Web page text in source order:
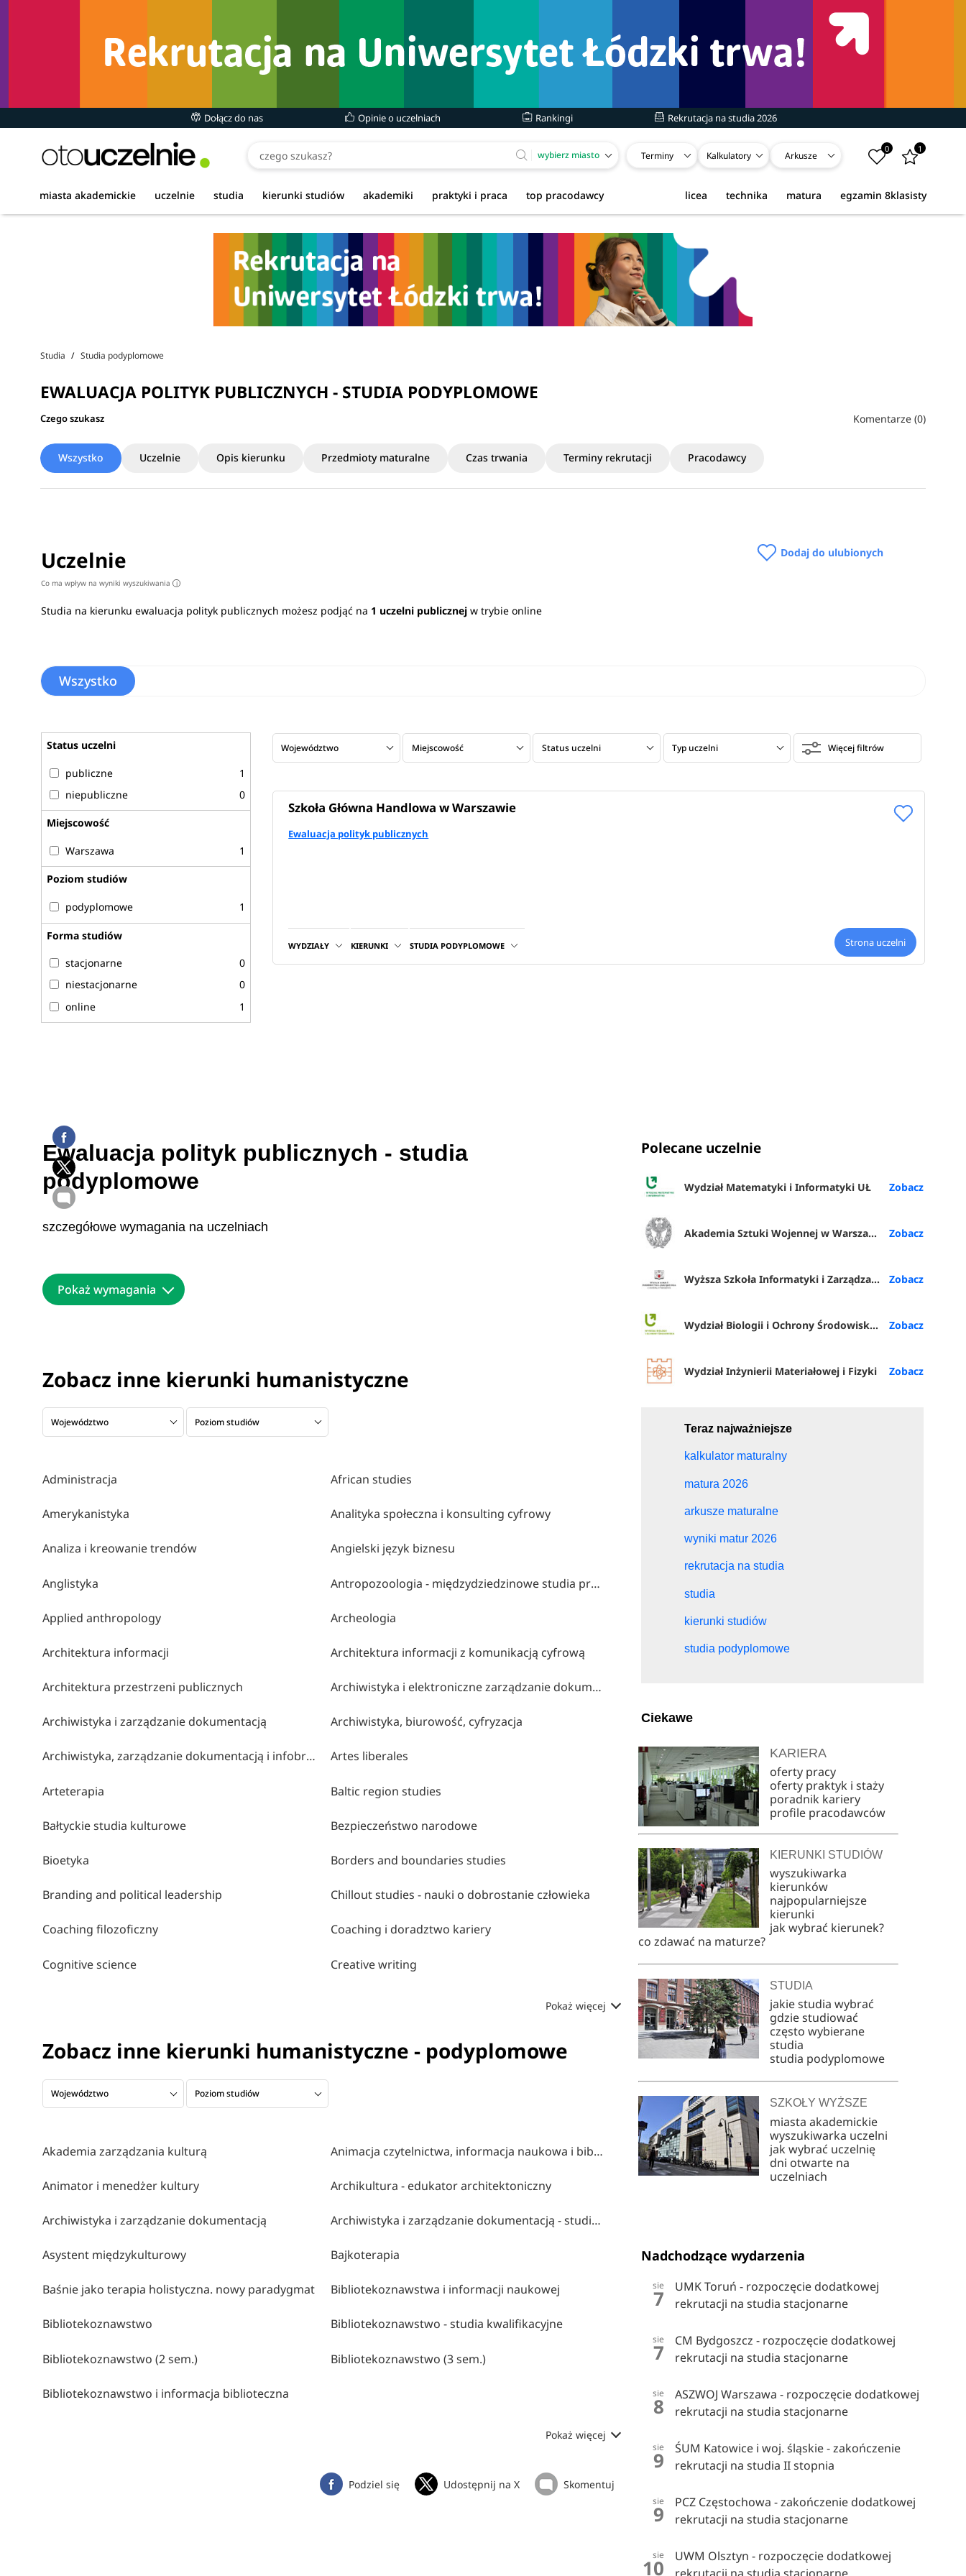
Dołącz do nas Opinie o uczelniach Rankingi Rekrutacja na studia 2026
wybierz miasto Terminy Kalkulatory Arkusze
0 1
miasta akademickie uczelnie studia kierunki studiów akademiki praktyki i praca top pracodawcy egzamin 8klasisty
matura
technika
licea
Studia Studia podyplomowe
EWALUACJA POLITYK PUBLICZNYCH - STUDIA PODYPLOMOWE
Czego szukasz Komentarze (0)
Wszystko Uczelnie Opis kierunku Przedmioty maturalne Czas trwania Terminy rekrutacji Pracodawcy
Uczelnie
Co ma wpływ na wyniki wyszukiwania i
Dodaj do ulubionych
Studia na kierunku ewaluacja polityk publicznych możesz podjąć na 1 uczelni publicznej w trybie online
Wszystko
Województwo Miejscowość Status uczelni Typ uczelni Więcej filtrów
Szkoła Główna Handlowa w Warszawie
Ewaluacja polityk publicznych
WYDZIAŁY KIERUNKI STUDIA PODYPLOMOWE Strona uczelni
Status uczelni
publiczne
1
niepubliczne
0
Miejscowość
Warszawa 1
Poziom studiów
podyplomowe 1
Forma studiów
stacjonarne
0
niestacjonarne
0
online
1
Ewaluacja polityk publicznych - studia
podyplomowe
szczegółowe wymagania na uczelniach
Pokaż wymagania
Zobacz inne kierunki humanistyczne
Województwo Poziom studiów
Administracja African studies
Amerykanistyka Analityka społeczna i konsulting cyfrowy
Analiza i kreowanie trendów Angielski język biznesu
Anglistyka Antropozoologia - międzydziedzinowe studia przyrodniczo-społeczno-humanistyczne
Applied anthropology Archeologia
Architektura informacji Architektura informacji z komunikacją cyfrową
Architektura przestrzeni publicznych Archiwistyka i elektroniczne zarządzanie dokumentacją
Archiwistyka i zarządzanie dokumentacją Archiwistyka, biurowość, cyfryzacja
Archiwistyka, zarządzanie dokumentacją i infobrokerstwo Artes liberales
Arteterapia Baltic region studies
Bałtyckie studia kulturowe Bezpieczeństwo narodowe
Bioetyka Borders and boundaries studies
Branding and political leadership Chillout studies - nauki o dobrostanie człowieka
Coaching filozoficzny Coaching i doradztwo kariery
Cognitive science Creative writing
Pokaż więcej
Zobacz inne kierunki humanistyczne - podyplomowe
Województwo Poziom studiów
Akademia zarządzania kulturą Animacja czytelnictwa, informacja naukowa i bibliotekarstwo
Animator i menedżer kultury Archikultura - edukator architektoniczny
Archiwistyka i zarządzanie dokumentacją Archiwistyka i zarządzanie dokumentacją - studia podpylomowe
Asystent międzykulturowy Bajkoterapia
Baśnie jako terapia holistyczna. nowy paradygmat Bibliotekoznawstwa i informacji naukowej
Bibliotekoznawstwo Bibliotekoznawstwo - studia kwalifikacyjne
Bibliotekoznawstwo (2 sem.) Bibliotekoznawstwo (3 sem.)
Bibliotekoznawstwo i informacja biblioteczna
Pokaż więcej
Podziel się Udostępnij na X Skomentuj
Polecane uczelnie
Wydział Matematyki i Informatyki UŁ
Akademia Sztuki Wojennej w Warszawie
Wyższa Szkoła Informatyki i Zarządzania z siedzibą w Rzeszowie
Wydział Biologii i Ochrony Środowiska UŁ
Wydział Inżynierii Materiałowej i Fizyki
Teraz najważniejsze
kalkulator maturalny
matura 2026
arkusze maturalne
wyniki matur 2026
rekrutacja na studia
studia
kierunki studiów
studia podyplomowe
Ciekawe
KARIERA
oferty pracy
oferty praktyk i staży
poradnik kariery
profile pracodawców
KIERUNKI STUDIÓW
wyszukiwarka
kierunków
najpopularniejsze
kierunki
jak wybrać kierunek?
co zdawać na maturze?
STUDIA
jakie studia wybrać
gdzie studiować
często wybierane
studia
studia podyplomowe
SZKOŁY WYŻSZE
miasta akademickie
wyszukiwarka uczelni
jak wybrać uczelnię
dni otwarte na
uczelniach
Nadchodzące wydarzenia
sie
7
UMK Toruń - rozpoczęcie dodatkowej
rekrutacji na studia stacjonarne
sie
7
CM Bydgoszcz - rozpoczęcie dodatkowej
rekrutacji na studia stacjonarne
sie
8
ASZWOJ Warszawa - rozpoczęcie dodatkowej
rekrutacji na studia stacjonarne
sie
9
ŚUM Katowice i woj. śląskie - zakończenie
rekrutacji na studia II stopnia
sie
9
PCZ Częstochowa - zakończenie dodatkowej
rekrutacji na studia stacjonarne
sie
10
UWM Olsztyn - rozpoczęcie dodatkowej